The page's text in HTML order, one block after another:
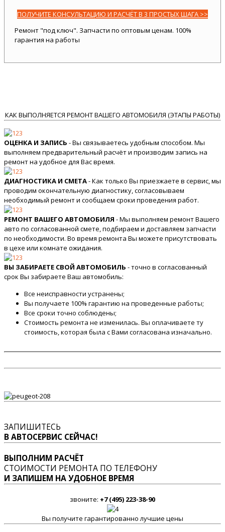
ПОЛУЧИТЕ КОНСУЛЬТАЦИЮ И РАСЧЁТ В 3 ПРОСТЫХ ШАГА >>
Ремонт "под ключ". Запчасти по оптовым ценам. 100%
гарантия на работы
КАК ВЫПОЛНЯЕТСЯ РЕМОНТ ВАШЕГО АВТОМОБИЛЯ (ЭТАПЫ РАБОТЫ)
ОЦЕНКА И ЗАПИСЬ - Вы связываетесь удобным способом. Мы
выполняем предварительный расчёт и производим запись на
ремонт на удобное для Вас время.
ДИАГНОСТИКА И СМЕТА- Как только Вы приезжаете в сервис, мы
проводим окончательную диагностику, согласовываем
необходимый ремонт и сообщаем сроки проведения работ.
РЕМОНТ ВАШЕГО АВТОМОБИЛЯ - Мы выполняем ремонт Вашего
авто по согласованной смете, подбираем и доставляем запчасти
по необходимости. Во время ремонта Вы можете присутствовать
в цехе или комнате ожидания.
ВЫ ЗАБИРАЕТЕ СВОЙ АВТОМОБИЛЬ - точно в согласованный
срок Вы забираете Ваш автомобиль:
Все неисправности устранены;
Вы получаете 100% гарантию на проведенные работы;
Все сроки точно соблюдены;
Стоимость ремонта не изменилась. Вы оплачиваете ту
стоимость, которая была с Вами согласована изначально.
ЗАПИШИТЕСЬ
В АВТОСЕРВИС СЕЙЧАС!
ВЫПОЛНИМ РАСЧЁТ
СТОИМОСТИ РЕМОНТА ПО ТЕЛЕФОНУ
И ЗАПИШЕМ НА УДОБНОЕ ВРЕМЯ
звоните: +7 (495) 223-38-90
Вы получите гарантированно лучшие цены